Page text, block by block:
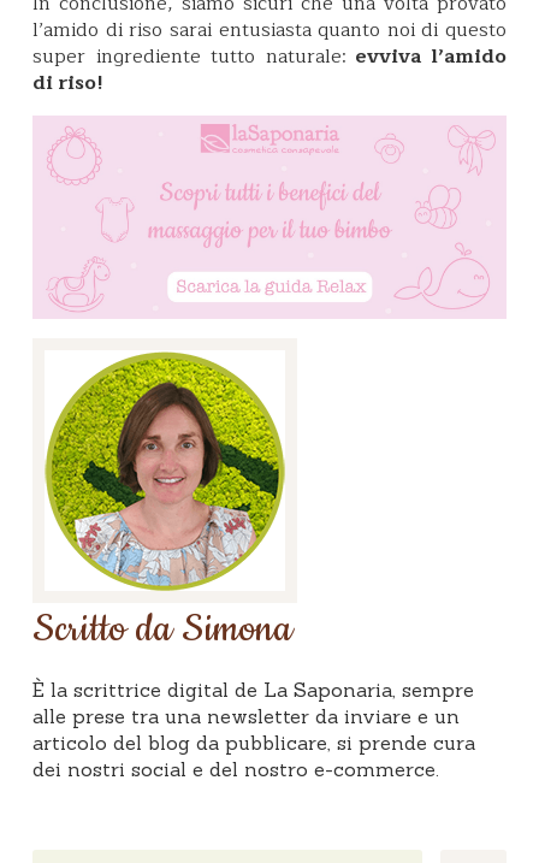
l’amido di riso sarai entusiasta quanto noi di questo
super ingrediente tutto naturale: evviva l’amido
di riso!
Scritto da Simona
È la scrittrice digital de La Saponaria, sempre
alle prese tra una newsletter da inviare e un
articolo del blog da pubblicare, si prende cura
dei nostri social e del nostro e-commerce.